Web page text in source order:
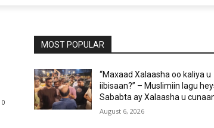
0
MOST POPULAR
“Maxaad Xalaasha oo kaliya u
iibisaan?” – Muslimiin lagu
Sababta ay Xalaasha u
August 6, 2026